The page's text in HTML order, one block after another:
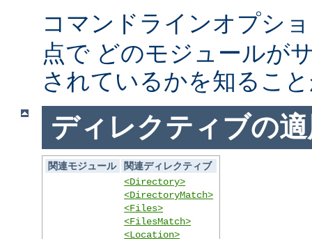
コマンドラインオプシ
点で どのモジュールが
されているかを知るこ
ディレクティブの
関連モジュール
関連ディレクティブ
<Directory>
<DirectoryMatch>
<Files>
<FilesMatch>
<Location>